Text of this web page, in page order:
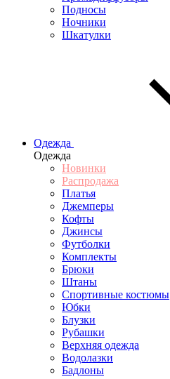
Подносы
Ночники
Шкатулки
Одежда
Одежда
Новинки
Распродажа
Платья
Джемперы
Кофты
Джинсы
Футболки
Комплекты
Брюки
Штаны
Спортивные костюмы
Юбки
Блузки
Рубашки
Верхняя одежда
Водолазки
Бадлоны